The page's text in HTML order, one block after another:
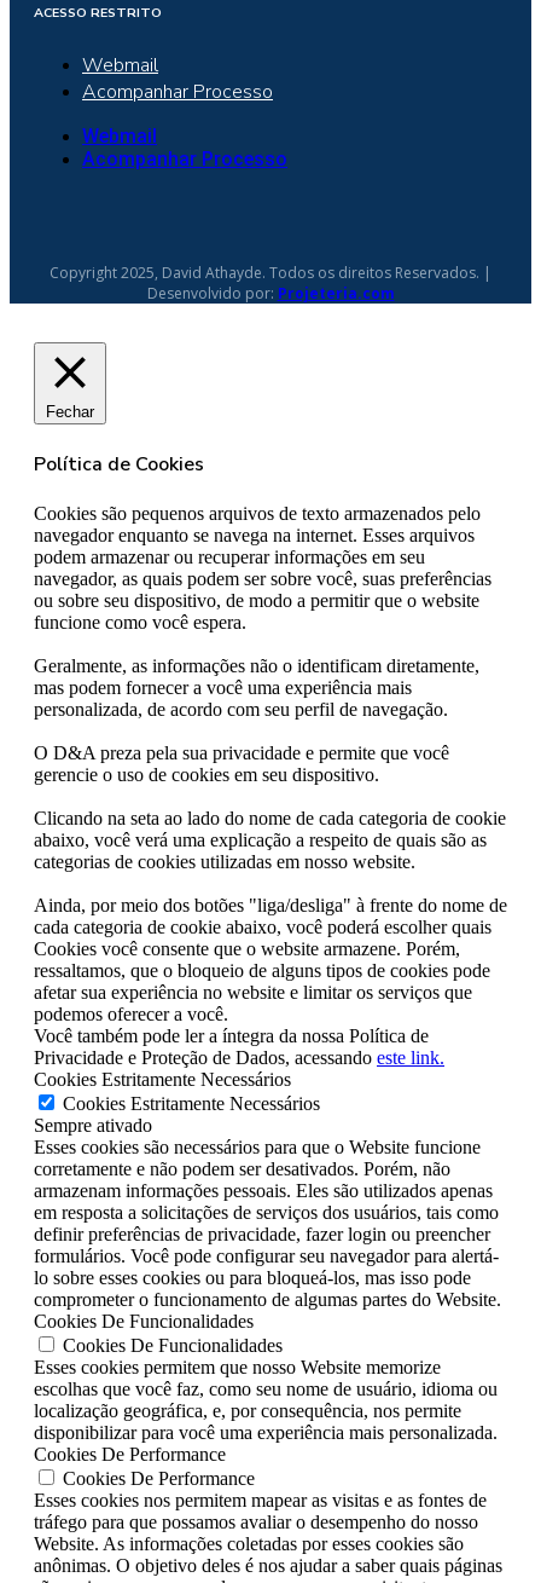
ACESSO RESTRITO
Webmail
Acompanhar Processo
Webmail
Acompanhar Processo
Copyright 2025, David Athayde. Todos os direitos Reservados. |
Desenvolvido por: Projeteria.com
Fechar
Política de Cookies
Cookies são pequenos arquivos de texto armazenados pelo
navegador enquanto se navega na internet. Esses arquivos
podem armazenar ou recuperar informações em seu
navegador, as quais podem ser sobre você, suas preferências
ou sobre seu dispositivo, de modo a permitir que o website
funcione como você espera.
Geralmente, as informações não o identificam diretamente,
mas podem fornecer a você uma experiência mais
personalizada, de acordo com seu perfil de navegação.
O D&A preza pela sua privacidade e permite que você
gerencie o uso de cookies em seu dispositivo.
Clicando na seta ao lado do nome de cada categoria de cookie
abaixo, você verá uma explicação a respeito de quais são as
categorias de cookies utilizadas em nosso website.
Ainda, por meio dos botões "liga/desliga" à frente do nome de
cada categoria de cookie abaixo, você poderá escolher quais
Cookies você consente que o website armazene. Porém,
ressaltamos, que o bloqueio de alguns tipos de cookies pode
afetar sua experiência no website e limitar os serviços que
podemos oferecer a você.
Você também pode ler a íntegra da nossa Política de
Privacidade e Proteção de Dados, acessando este link.
Cookies Estritamente Necessários
Cookies Estritamente Necessários
Sempre ativado
Esses cookies são necessários para que o Website funcione
corretamente e não podem ser desativados. Porém, não
armazenam informações pessoais. Eles são utilizados apenas
em resposta a solicitações de serviços dos usuários, tais como
definir preferências de privacidade, fazer login ou preencher
formulários. Você pode configurar seu navegador para alertá-
lo sobre esses cookies ou para bloqueá-los, mas isso pode
comprometer o funcionamento de algumas partes do Website.
Cookies De Funcionalidades
Cookies De Funcionalidades
Esses cookies permitem que nosso Website memorize
escolhas que você faz, como seu nome de usuário, idioma ou
localização geográfica, e, por consequência, nos permite
disponibilizar para você uma experiência mais personalizada.
Cookies De Performance
Cookies De Performance
Esses cookies nos permitem mapear as visitas e as fontes de
tráfego para que possamos avaliar o desempenho do nosso
Website. As informações coletadas por esses cookies são
anônimas. O objetivo deles é nos ajudar a saber quais páginas